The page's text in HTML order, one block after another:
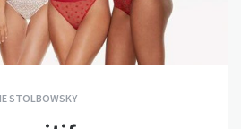
STOLBOWSKY